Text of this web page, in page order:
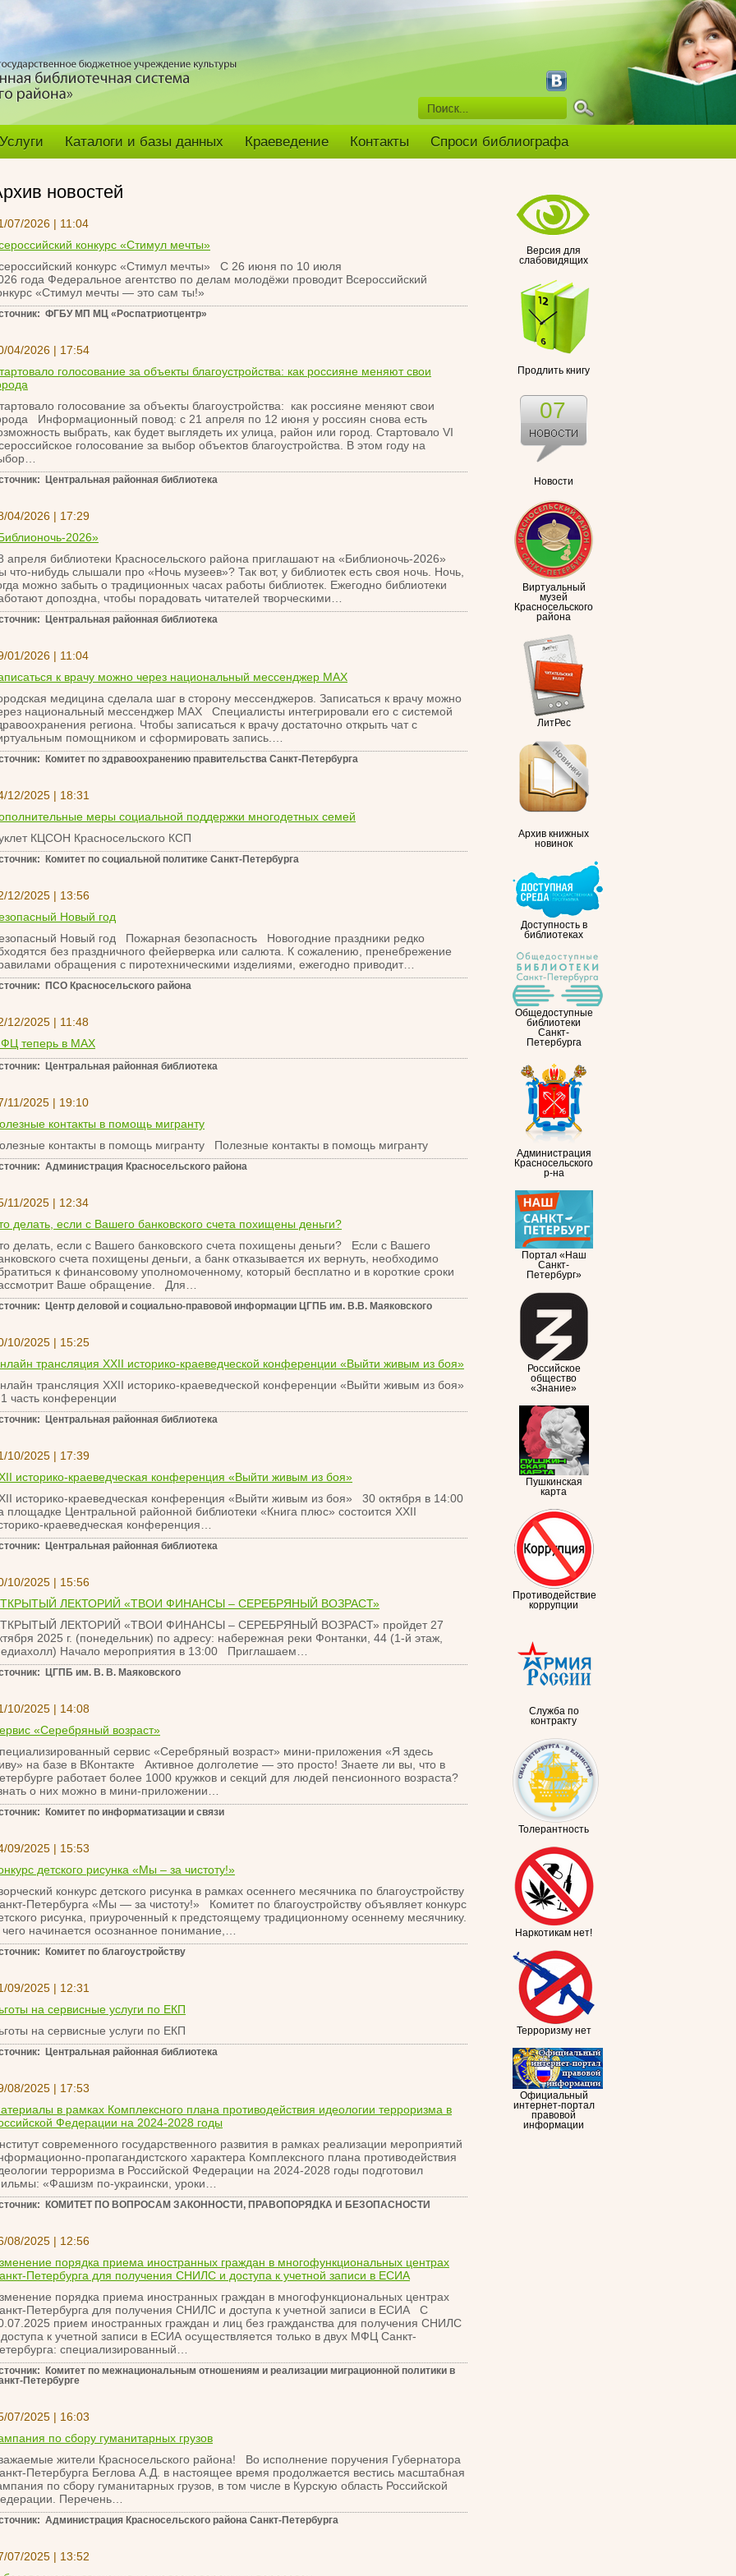
Услуги Каталоги и базы данных Краеведение Контакты Спроси библиографа
Версия для
слабовидящих
Продлить книгу
Новости
07
Виртуальный
музей
Красносельского
района
ЛитРес
Архив книжных
новинок
Доступность в
библиотеках
Общедоступные
библиотеки
Санкт-
Петербурга
Администрация
Красносельского
р-на
Портал «Наш
Санкт-
Петербург»
Российское
общество
«Знание»
Пушкинская
карта
Противодействие
коррупции
Служба по
контракту
Толерантность
Наркотикам нет!
Терроризму нет
Официальный
интернет-портал
правовой
информации
новостей
07/2026 | 11:04
конкурс «Стимул мечты»
конкурс «Стимул мечты» С 26 июня по 10 июля
года Федеральное агентство по делам молодёжи проводит Всероссийский
«Стимул мечты — это сам ты!»
ФГБУ МП МЦ «Роспатриотцентр»
04/2026 | 17:54
голосование за объекты благоустройства: как россияне меняют свои
голосование за объекты благоустройства: как россияне меняют свои
Информационный повод: с 21 апреля по 12 июня у россиян снова есть
выбрать, как будет выглядеть их улица, район или город. Стартовало VI
голосование за выбор объектов благоустройства. В этом году на
Центральная районная библиотека
04/2026 | 17:29
2026»
апреля библиотеки Красносельского района приглашают на «Библионочь-2026»
что-нибудь слышали про «Ночь музеев»? Так вот, у библиотек есть своя ночь. Ночь,
можно забыть о традиционных часах работы библиотек. Ежегодно библиотеки
допоздна, чтобы порадовать читателей творческими…
Центральная районная библиотека
01/2026 | 11:04
к врачу можно через национальный мессенджер MAX
медицина сделала шаг в сторону мессенджеров. Записаться к врачу можно
национальный мессенджер MAX Специалисты интегрировали его с системой
региона. Чтобы записаться к врачу достаточно открыть чат с
помощником и сформировать запись.…
Комитет по здравоохранению правительства Санкт-Петербурга
12/2025 | 18:31
меры социальной поддержки многодетных семей
КЦСОН Красносельского КСП
Комитет по социальной политике Санкт-Петербурга
12/2025 | 13:56
Новый год
Новый год Пожарная безопасность Новогодние праздники редко
без праздничного фейерверка или салюта. К сожалению, пренебрежение
обращения с пиротехническими изделиями, ежегодно приводит…
ПСО Красносельского района
12/2025 | 11:48
теперь в MAX
Центральная районная библиотека
11/2025 | 19:10
контакты в помощь мигранту
контакты в помощь мигранту Полезные контакты в помощь мигранту
Администрация Красносельского района
11/2025 | 12:34
делать, если с Вашего банковского счета похищены деньги?
делать, если с Вашего банковского счета похищены деньги? Если с Вашего
счета похищены деньги, а банк отказывается их вернуть, необходимо
к финансовому уполномоченному, который бесплатно и в короткие сроки
Ваше обращение. Для…
Центр деловой и социально-правовой информации ЦГПБ им. В.В. Маяковского
10/2025 | 15:25
трансляция XXII историко-краеведческой конференции «Выйти живым из боя»
трансляция XXII историко-краеведческой конференции «Выйти живым из боя»
часть конференции
Центральная районная библиотека
10/2025 | 17:39
историко-краеведческая конференция «Выйти живым из боя»
историко-краеведческая конференция «Выйти живым из боя» 30 октября в 14:00
площадке Центральной районной библиотеки «Книга плюс» состоится XXII
краеведческая конференция…
Центральная районная библиотека
10/2025 | 15:56
ЛЕКТОРИЙ «ТВОИ ФИНАНСЫ – СЕРЕБРЯНЫЙ ВОЗРАСТ»
ЛЕКТОРИЙ «ТВОИ ФИНАНСЫ – СЕРЕБРЯНЫЙ ВОЗРАСТ» пройдет 27
2025 г. (понедельник) по адресу: набережная реки Фонтанки, 44 (1-й этаж,
Начало мероприятия в 13:00 Приглашаем…
ЦГПБ им. В. В. Маяковского
10/2025 | 14:08
«Серебряный возраст»
сервис «Серебряный возраст» мини-приложения «Я здесь
на базе в ВКонтакте Активное долголетие — это просто! Знаете ли вы, что в
работает более 1000 кружков и секций для людей пенсионного возраста?
о них можно в мини-приложении…
Комитет по информатизации и связи
09/2025 | 15:53
детского рисунка «Мы – за чистоту!»
конкурс детского рисунка в рамках осеннего месячника по благоустройству
Петербурга «Мы — за чистоту!» Комитет по благоустройству объявляет конкурс
рисунка, приуроченный к предстоящему традиционному осеннему месячнику.
начинается осознанное понимание,…
Комитет по благоустройству
09/2025 | 12:31
на сервисные услуги по ЕКП
на сервисные услуги по ЕКП
Центральная районная библиотека
08/2025 | 17:53
в рамках Комплексного плана противодействия идеологии терроризма в
Федерации на 2024-2028 годы
современного государственного развития в рамках реализации мероприятий
пропагандистского характера Комплексного плана противодействия
терроризма в Российской Федерации на 2024-2028 годы подготовил
«Фашизм по-украински, уроки…
КОМИТЕТ ПО ВОПРОСАМ ЗАКОННОСТИ, ПРАВОПОРЯДКА И БЕЗОПАСНОСТИ
08/2025 | 12:56
порядка приема иностранных граждан в многофункциональных центрах
Петербурга для получения СНИЛС и доступа к учетной записи в ЕСИА
порядка приема иностранных граждан в многофункциональных центрах
Петербурга для получения СНИЛС и доступа к учетной записи в ЕСИА С
прием иностранных граждан и лиц без гражданства для получения СНИЛС
к учетной записи в ЕСИА осуществляется только в двух МФЦ Санкт-
специализированный…
Комитет по межнациональным отношениям и реализации миграционной политики в
Петербурге
07/2025 | 16:03
по сбору гуманитарных грузов
жители Красносельского района! Во исполнение поручения Губернатора
Петербурга Беглова А.Д. в настоящее время продолжается вестись масштабная
по сбору гуманитарных грузов, в том числе в Курскую область Российской
Перечень…
Администрация Красносельского района Санкт-Петербурга
07/2025 | 13:52